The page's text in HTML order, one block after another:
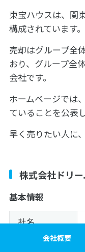
東宝ハウスは、関
構成されています。
売却はグループ全
おり、グループ全
会社です。
ホームページでは
ていることを公表
早く売りたい人に
株式会社ドリ
基本情報
社名
会社概要